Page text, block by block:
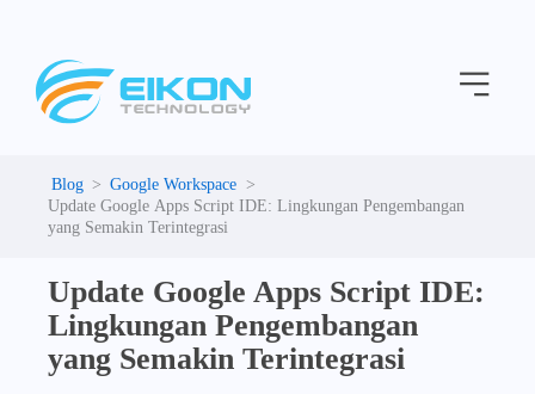
content
Menu
Google Workspace
Update Google Apps Script IDE: Lingkungan Pengembangan
yang Semakin Terintegrasi
Update Google Apps Script IDE:
Lingkungan Pengembangan
yang Semakin Terintegrasi
e
g
i
e
s